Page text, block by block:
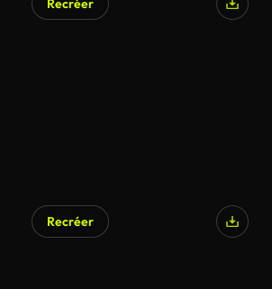
Recréer
Recréer